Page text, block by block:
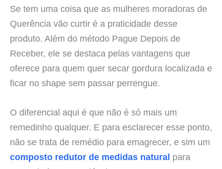
Se tem uma coisa que as mulheres moradoras de
Querência vão curtir é a praticidade desse
produto. Além do método Pague Depois de
Receber, ele se destaca pelas vantagens que
oferece para quem quer secar gordura localizada e
ficar no shape sem passar perrengue.
O diferencial aqui é que não é só mais um
remedinho qualquer. E para esclarecer esse ponto,
não se trata de remédio para emagrecer, e sim um
composto redutor de medidas natural para